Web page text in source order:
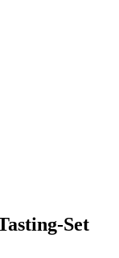
Set